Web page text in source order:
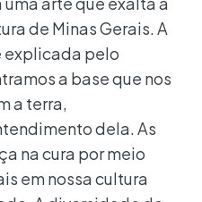
de Minas Gerais. A
explicada pelo
a base que nos
a terra,
dela. As
na cura por meio
em nossa cultura